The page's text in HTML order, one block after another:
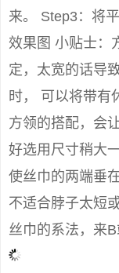
来。 Step3：将
效果图 小贴士：
定，太宽的话导
时， 可以将带有
方领的搭配，会
好选用尺寸稍大
使丝巾的两端垂
不适合脖子太短
丝巾的系法，来